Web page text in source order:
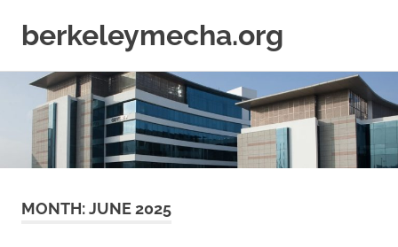
content
berkeleymecha.org
Bisnis
Terkini
MONTH:JUNE 2025